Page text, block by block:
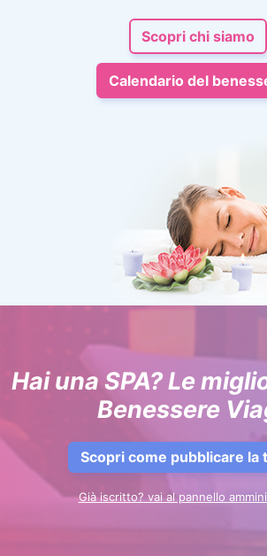
Scopri chi siamo
Calendario del
Hai una SPA? Le
Benessere
Scopri come pubblicare la
Già iscritto? vai al pannello